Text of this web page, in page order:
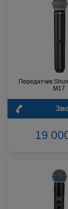
Передатчик
M17
19